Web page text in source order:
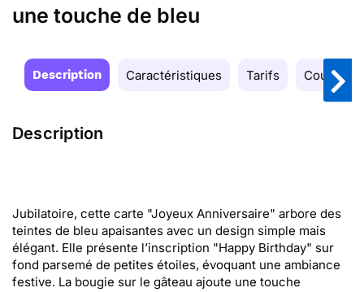
une touche de bleu
Description Caractéristiques Tarifs Couleurs
Description
Jubilatoire, cette carte "Joyeux Anniversaire" arbore des
teintes de bleu apaisantes avec un design simple mais
élégant. Elle présente l’inscription "Happy Birthday" sur
fond parsemé de petites étoiles, évoquant une ambiance
festive. La bougie sur le gâteau ajoute une touche